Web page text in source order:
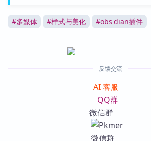
#多媒体 #样式与美化 #obsidian插件
反馈交流
AI 客服
QQ群
微信群